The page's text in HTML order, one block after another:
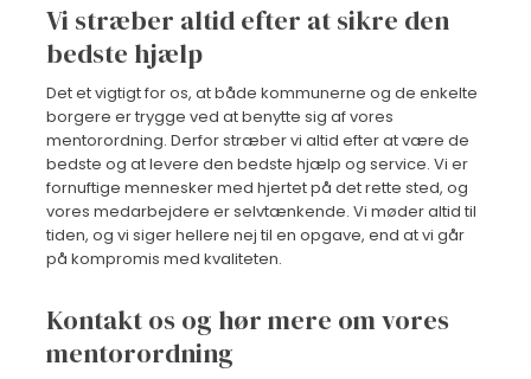
Vi stræber altid efter at sikre den
bedste hjælp
Det et vigtigt for os, at både kommunerne og de enkelte
borgere er trygge ved at benytte sig af vores
mentorordning. Derfor stræber vi altid efter at være de
bedste og at levere den bedste hjælp og service. Vi er
fornuftige mennesker med hjertet på det rette sted, og
vores medarbejdere er selvtænkende. Vi møder altid til
tiden, og vi siger hellere nej til en opgave, end at vi går
på kompromis med kvaliteten.
Kontakt os og hør mere om vores
mentorordning